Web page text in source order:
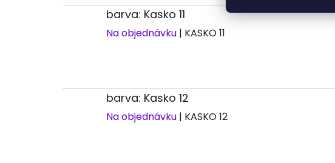
barva: Kasko 11
Na objednávku | KASKO 11
barva: Kasko 12
Na objednávku | KASKO 12